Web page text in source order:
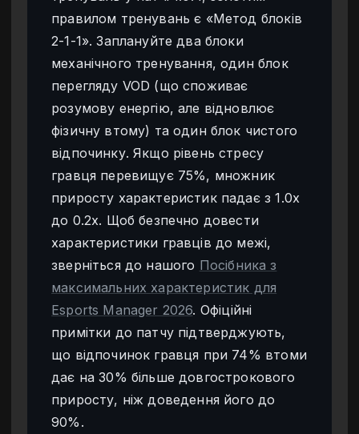
правилом тренувань є «Метод блоків
2-1-1». Заплануйте два блоки
механічного тренування, один блок
перегляду VOD (що споживає
розумову енергію, але відновлює
фізичну втому) та один блок чистого
відпочинку. Якщо рівень стресу
гравця перевищує 75%, множник
приросту характеристик падає з 1.0x
до 0.2x. Щоб безпечно довести
характеристики гравців до межі,
зверніться до нашого Посібника з
максимальних характеристик для
Esports Manager 2026. Офіційні
примітки до патчу підтверджують,
що відпочинок гравця при 74% втоми
дає на 30% більше довгострокового
приросту, ніж доведення його до
90%.